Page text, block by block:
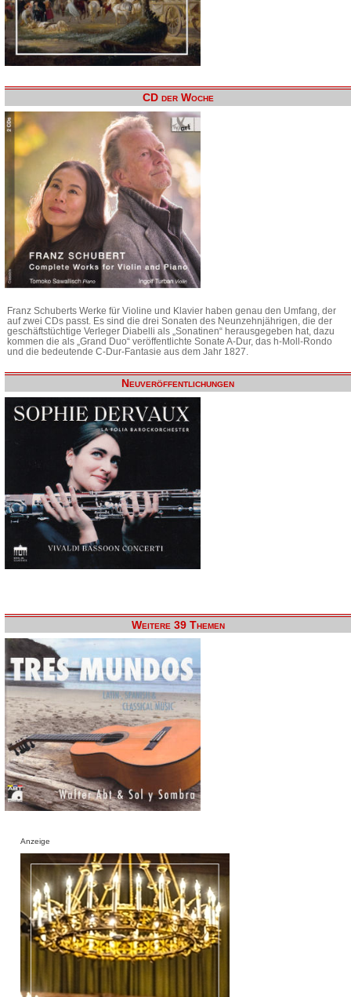
CD der Woche
Franz Schuberts Werke für Violine und Klavier haben genau den Umfang, der
auf zwei CDs passt. Es sind die drei Sonaten des Neunzehnjährigen, die der
geschäftstüchtige Verleger Diabelli als „Sonatinen“ herausgegeben hat, dazu
kommen die als „Grand Duo“ veröffentlichte Sonate A-Dur, das h-Moll-Rondo
und die bedeutende C-Dur-Fantasie aus dem Jahr 1827.
Neuveröffentlichungen
Weitere 39 Themen
Anzeige